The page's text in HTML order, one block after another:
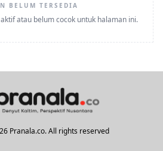
BELUM TERSEDIA
atau belum cocok untuk halaman ini.
Pranala.co. All rights reserved